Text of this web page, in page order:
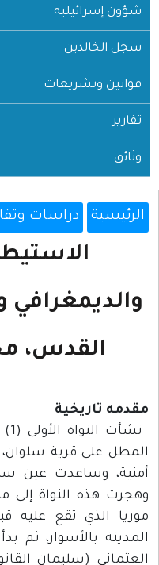
شؤون إسرائيلية
سجل الخالدين
قوانين وتشريعات
تقارير
وثائق
الرئيسية دراسات
القدس،
مقدمه تاريخية
المطل على قرية
أمنية، وساعدت عين
وهجرت هذه النواة إلى
موريا الذي تقع عليه
المدينة بالأسوار، ثم
العثماني (سليمان